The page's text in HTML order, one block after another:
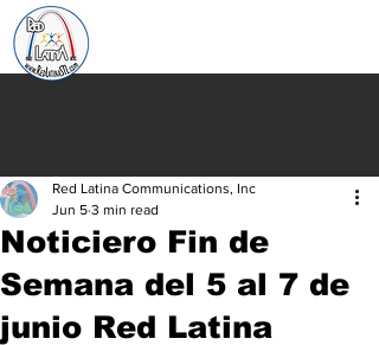
Noticiero Fin de
Semana del 5 al 7 de
junio Red Latina
Red Latina Communications, Inc
Jun 5 3 min read